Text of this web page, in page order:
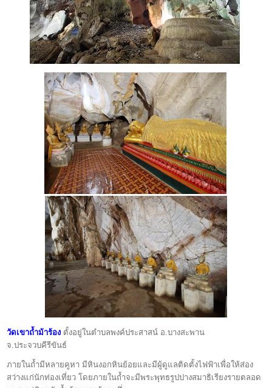
วัดเขาถ้ำม้าร้อง ตั้งอยู่ในตำบลพงค์ประสาสน์ อ.บางสะพาน
จ.ประจวบคีรีขันธ์
ภายในถ้ำมีหลายคูหา มีหินงอกหินย้อยและมีผู้ดูแลติดตั้งไฟฟ้าเพื่อให้ส่อง
สว่างแก่นักท่องเที่ยว โดยภายในถ้ำจะมีพระพุทธรูปปางสมาธิเรียงรายตลอด